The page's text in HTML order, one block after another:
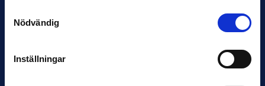
Nödvändig
Inställningar